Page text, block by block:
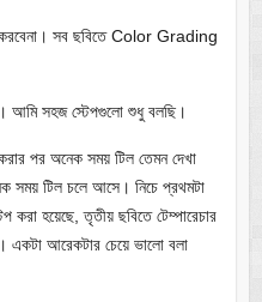
করবেনা। সব ছবিতে Color Grading
সহজ স্টেপগুলো শুধু বলছি।
পর অনেক সময় টিল তেমন দেখা
টিল চলে আসে। নিচে প্রথমটা
করা হয়েছে, তৃতীয় ছবিতে টেম্পারেচার
একটা আরেকটার চেয়ে ভালো বলা